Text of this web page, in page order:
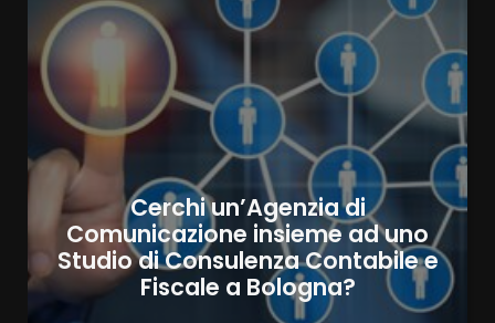
Cerchi un’Agenzia di
Comunicazione insieme ad uno
Studio di Consulenza Contabile e
Fiscale a Bologna?